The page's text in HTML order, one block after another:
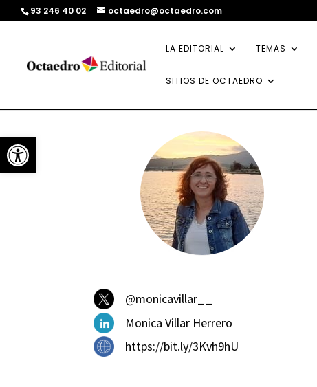
Abrir barra de herramientas
93 246 40 02 octaedro@octaedro.com
LA EDITORIAL TEMAS
SITIOS DE OCTAEDRO
@monicavillar__
Monica Villar Herrero
https://bit.ly/3Kvh9hU